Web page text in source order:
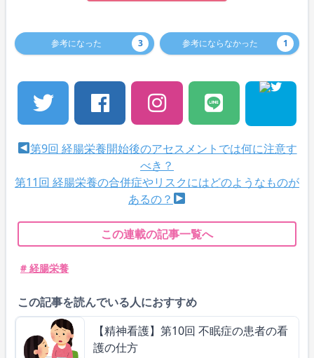
参考になった 3 参考にならなかった 1
第9回 経腸栄養開始後のアセスメントでは何に注意す
べき？
第11回 経腸栄養の合併症やリスクにはどのようなものが
あるの？
この連載の記事一覧へ
# 経腸栄養
この記事を読んでいる人におすすめ
【精神看護】第10回 不眠症の患者の看
護の仕方